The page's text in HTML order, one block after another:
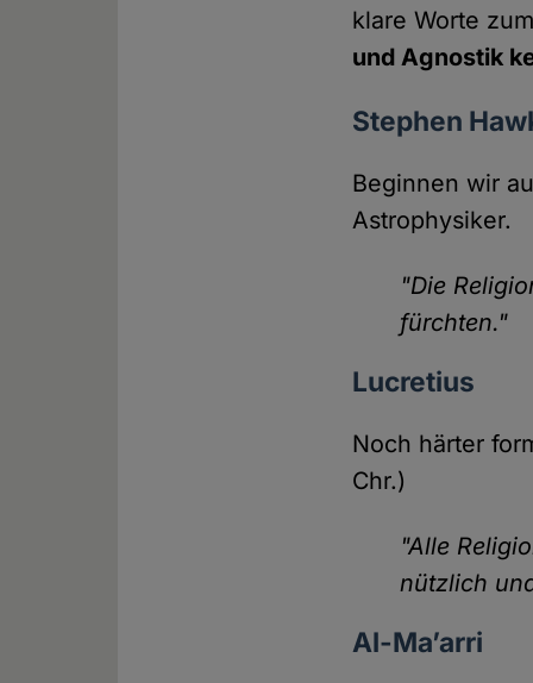
klare Worte
und Agnostik
Stephen
Beginnen wir
Astrophysiker.
"Die
fürchten."
Lucretius
Noch härter
Chr.)
"Alle
nützlich
Al-Ma’arri